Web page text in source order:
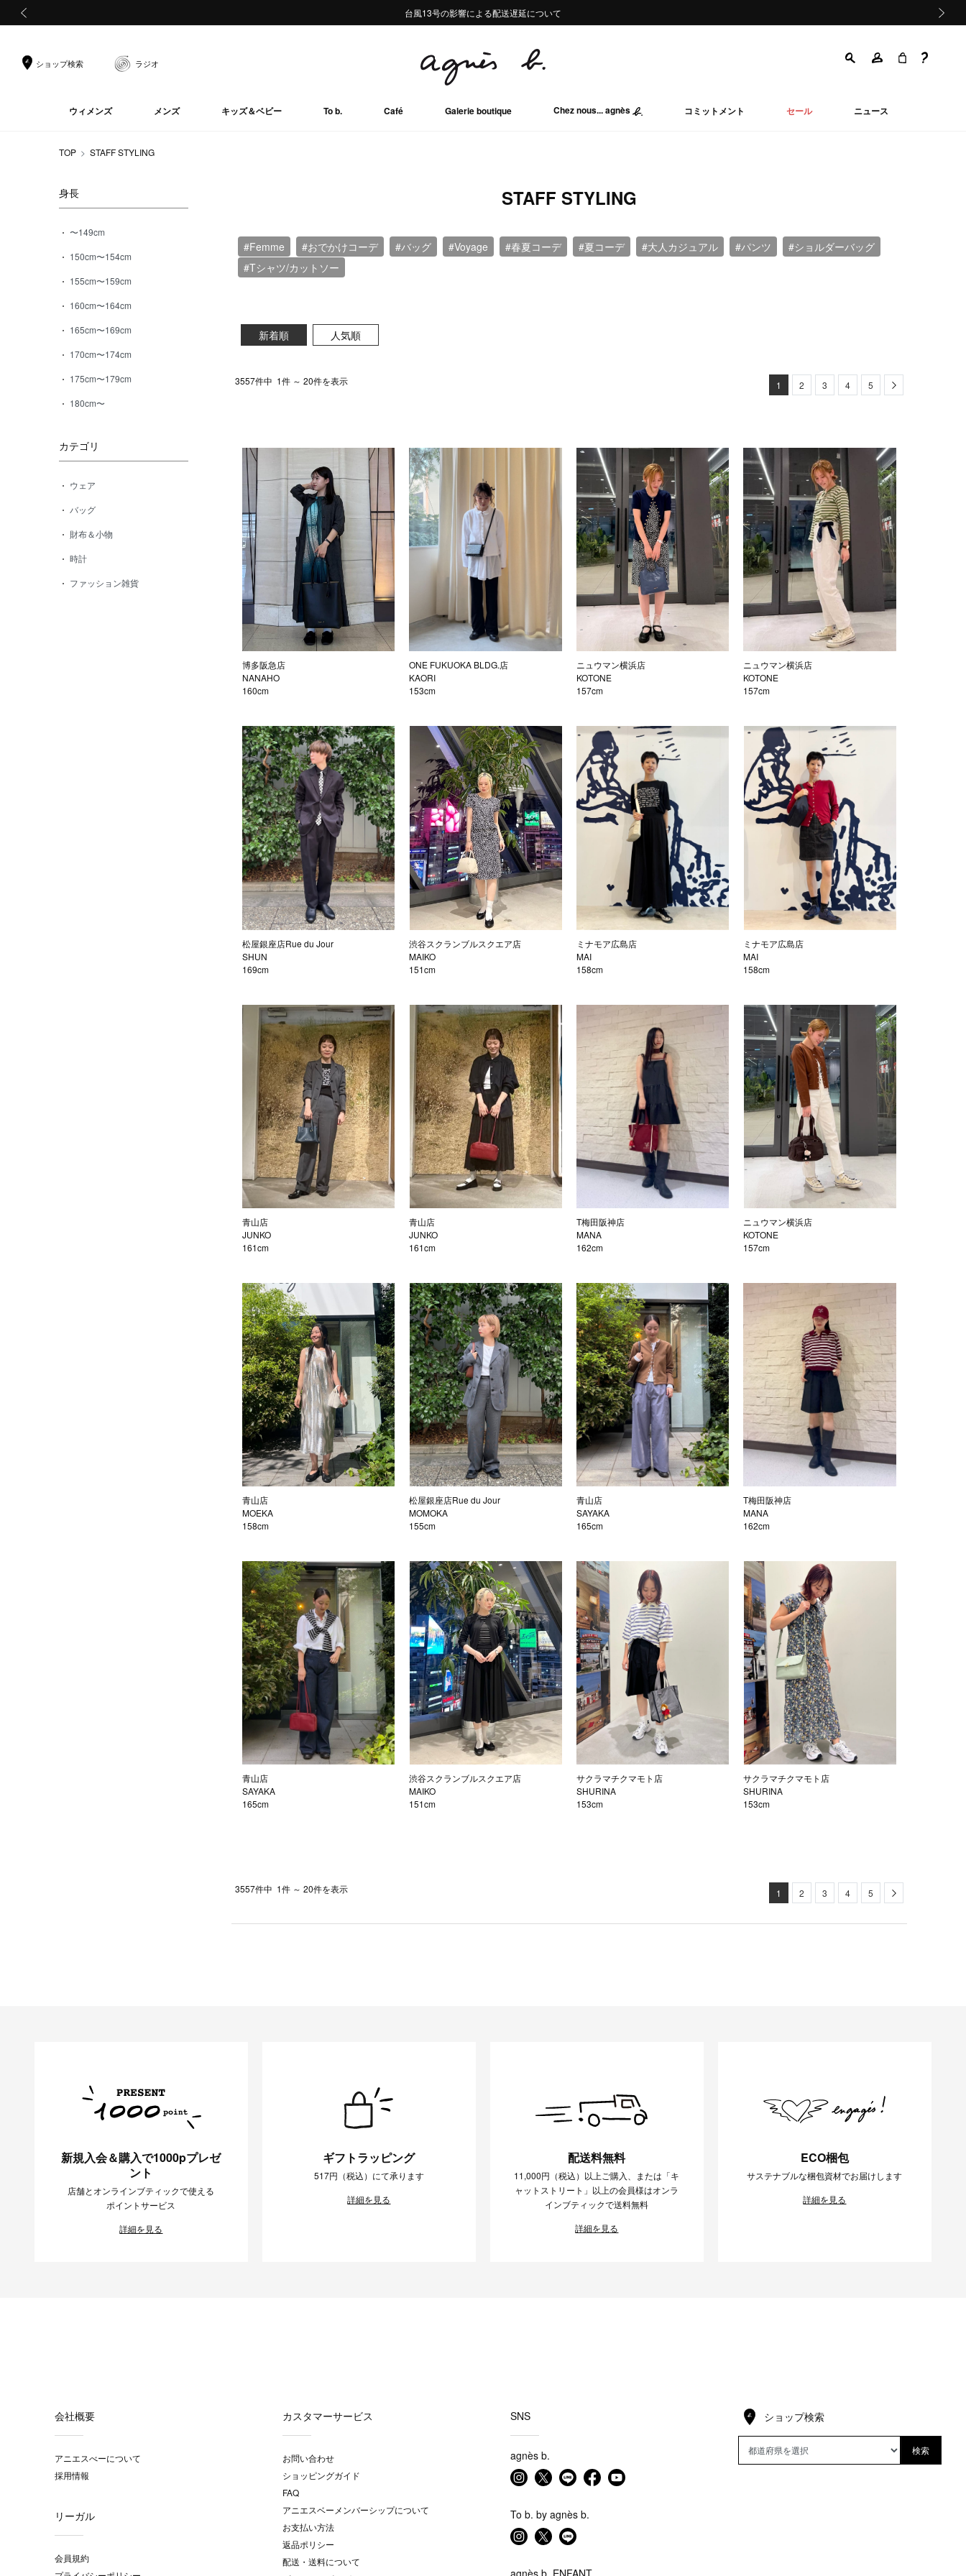
熊本地域地震の影響による配送遅延について
Summer Sale 2buy10%OFF!!
台風13号の影響による配送遅延について
熊本地域地震の影響による配送遅延について
Summer Sale 2buy10%OFF!!
ショップ検索 ラジオ
ウィメンズ メンズ キッズ＆ベビー To b. Café Galerie boutique Chez nous... agnès コミットメント セール ニュース
TOP STAFF STYLING
身長
〜149cm
150cm〜154cm
155cm〜159cm
160cm〜164cm
165cm〜169cm
170cm〜174cm
175cm〜179cm
180cm〜
カテゴリ
ウェア
バッグ
財布＆小物
時計
ファッション雑貨
STAFF STYLING
#Femme #おでかけコーデ #バッグ #Voyage #春夏コーデ #夏コーデ #大人カジュアル #パンツ
#ショルダーバッグ
#Tシャツ/カットソー
新着順 人気順
3557件中 1件 ～ 20件を表示 1 2 3 4 5 Next
博多阪急店
NANAHO
160cm
ONE FUKUOKA BLDG.店
KAORI
153cm
ニュウマン横浜店
KOTONE
157cm
ニュウマン横浜店
KOTONE
157cm
松屋銀座店Rue du Jour
SHUN
169cm
渋谷スクランブルスクエア店
MAIKO
151cm
ミナモア広島店
MAI
158cm
ミナモア広島店
MAI
158cm
青山店
JUNKO
161cm
青山店
JUNKO
161cm
T梅田阪神店
MANA
162cm
ニュウマン横浜店
KOTONE
157cm
青山店
MOEKA
158cm
松屋銀座店Rue du Jour
MOMOKA
155cm
青山店
SAYAKA
165cm
T梅田阪神店
MANA
162cm
青山店
SAYAKA
165cm
渋谷スクランブルスクエア店
MAIKO
151cm
サクラマチクマモト店
SHURINA
153cm
サクラマチクマモト店
SHURINA
153cm
3557件中 1件 ～ 20件を表示 1 2 3 4 5 Next
新規入会＆購入で1000pプレゼ
ント
店舗とオンラインブティックで使える
ポイントサービス
詳細を見る
ギフトラッピング
517円（税込）にて承ります
詳細を見る
配送料無料
11,000円（税込）以上ご購入、または「キ
ャットストリート」以上の会員様はオンラ
インブティックで送料無料
詳細を見る
ECO梱包
サステナブルな梱包資材でお届けします
詳細を見る
会社概要
アニエスべーについて
採用情報
リーガル
会員規約
カスタマーサービス
お問い合わせ
ショッピングガイド
FAQ
アニエスベーメンバーシップについて
お支払い方法
返品ポリシー
配送・送料について
SNS
agnès b.
To b. by agnès b.
ショップ検索
検索